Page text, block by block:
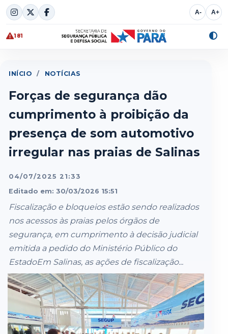
Skip
to
content
A- A+
181
INÍCIO / NOTÍCIAS
Forças de segurança dão
cumprimento à proibição da
presença de som automotivo
irregular nas praias de Salinas
04/07/2025 21:33
Editado em: 30/03/2026 15:51
Fiscalização e bloqueios estão sendo realizados
nos acessos às praias pelos órgãos de
segurança, em cumprimento à decisão judicial
emitida a pedido do Ministério Público do
EstadoEm Salinas, as ações de fiscalização...